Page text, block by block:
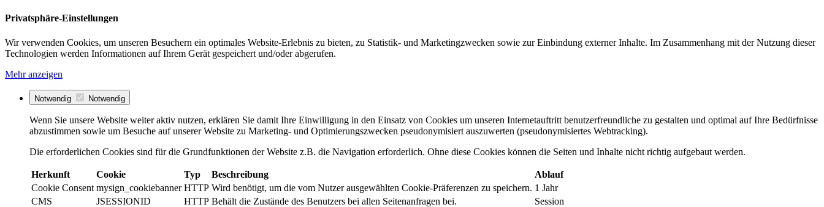
Privatsphäre-Einstellungen
Wir verwenden Cookies, um unseren Besuchern ein optimales Website-Erlebnis zu bieten, zu Statistik- und Marketingzwecken sowie zur Einbindung externer Inhalte. Im Zusammenhang mit der Nutzung dieser
Technologien werden Informationen auf Ihrem Gerät gespeichert und/oder abgerufen.
Mehr anzeigen
Notwendig Notwendig
Wenn Sie unsere Website weiter aktiv nutzen, erklären Sie damit Ihre Einwilligung in den Einsatz von Cookies um unseren Internetauftritt benutzerfreundliche zu gestalten und optimal auf Ihre Bedürfnisse
abzustimmen sowie um Besuche auf unserer Website zu Marketing- und Optimierungszwecken pseudonymisiert auszuwerten (pseudonymisiertes Webtracking).
Die erforderlichen Cookies sind für die Grundfunktionen der Website z.B. die Navigation erforderlich. Ohne diese Cookies können die Seiten und Inhalte nicht richtig aufgebaut werden.
Herkunft Cookie Typ Beschreibung
Ablauf
Cookie Consent mysign_cookiebanner HTTP Wird benötigt, um die vom Nutzer ausgewählten Cookie-Präferenzen zu speichern. 1 Jahr
CMS
JSESSIONID HTTP Behält die Zustände des Benutzers bei allen Seitenanfragen bei. Session